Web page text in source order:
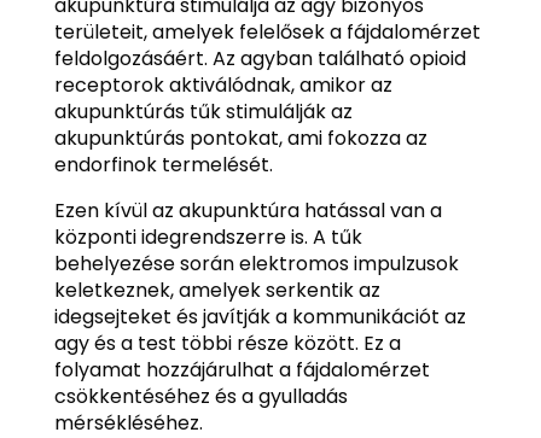
területeit, amelyek felelősek a fájdalomérzet
feldolgozásáért. Az agyban található opioid
receptorok aktiválódnak, amikor az
akupunktúrás tűk stimulálják az
akupunktúrás pontokat, ami fokozza az
endorfinok termelését.
Ezen kívül az akupunktúra hatással van a
központi idegrendszerre is. A tűk
behelyezése során elektromos impulzusok
keletkeznek, amelyek serkentik az
idegsejteket és javítják a kommunikációt az
agy és a test többi része között. Ez a
folyamat hozzájárulhat a fájdalomérzet
csökkentéséhez és a gyulladás
mérsékléséhez.